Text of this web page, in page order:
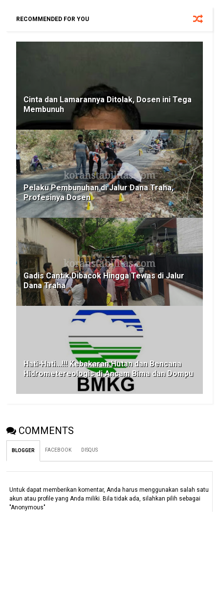
RECOMMENDED FOR YOU
Cinta dan Lamarannya Ditolak, Dosen ini Tega
Membunuh
Pelaku Pembunuhan di Jalur Dana Traha,
Profesinya Dosen
Gadis Cantik Dibacok Hingga Tewas di Jalur
Dana Traha
Hati-Hati...!!! Kebakaran Hutan dan Bencana
Hidrometereologis di Ancam Bima dan Dompu
COMMENTS
BLOGGER FACEBOOK DISQUS
Untuk dapat memberikan komentar, Anda harus menggunakan salah satu
akun atau profile yang Anda miliki. Bila tidak ada, silahkan pilih sebagai
"Anonymous"